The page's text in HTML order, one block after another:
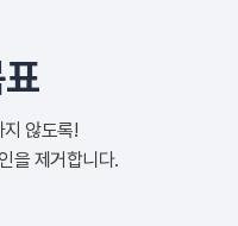
않도록!
을 제거합니다.